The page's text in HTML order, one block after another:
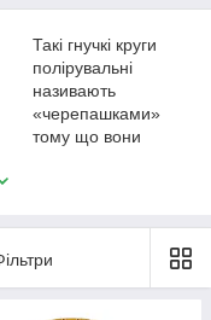
Такі гнучкі круги
полірувальні
називають
«черепашками»
тому що вони
такі вироби для
полірування.